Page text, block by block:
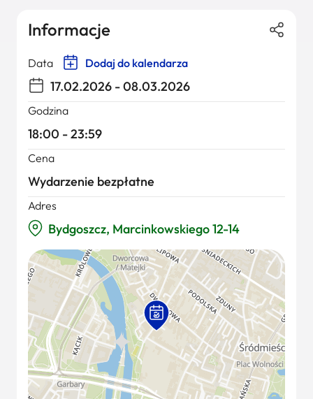
Informacje
Data Dodaj do kalendarza
17.02.2026 - 08.03.2026
Godzina
18:00 - 23:59
Cena
Wydarzenie bezpłatne
Adres
Bydgoszcz, Marcinkowskiego 12-14